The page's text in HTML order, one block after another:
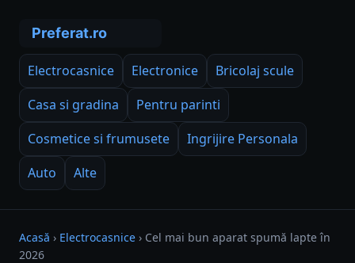
Electrocasnice Electronice
Bricolaj scule
Casa si gradina
Pentru parinti
Cosmetice si frumusete
Ingrijire Personala
Auto
Alte
Acasă › Electrocasnice › Cel mai bun aparat spumă lapte în
2026